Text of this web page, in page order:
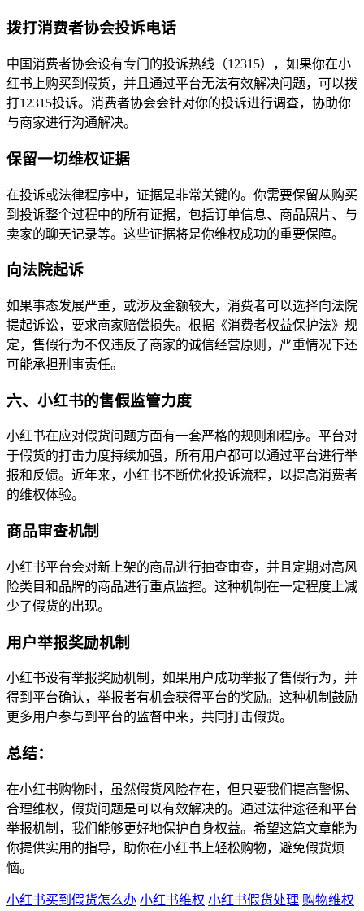
拨打消费者协会投诉电话
中国消费者协会设有专门的投诉热线（12315），如果你在小
红书上购买到假货，并且通过平台无法有效解决问题，可以拨
打12315投诉。消费者协会会针对你的投诉进行调查，协助你
与商家进行沟通解决。
保留一切维权证据
在投诉或法律程序中，证据是非常关键的。你需要保留从购买
到投诉整个过程中的所有证据，包括订单信息、商品照片、与
卖家的聊天记录等。这些证据将是你维权成功的重要保障。
向法院起诉
如果事态发展严重，或涉及金额较大，消费者可以选择向法院
提起诉讼，要求商家赔偿损失。根据《消费者权益保护法》规
定，售假行为不仅违反了商家的诚信经营原则，严重情况下还
可能承担刑事责任。
六、小红书的售假监管力度
小红书在应对假货问题方面有一套严格的规则和程序。平台对
于假货的打击力度持续加强，所有用户都可以通过平台进行举
报和反馈。近年来，小红书不断优化投诉流程，以提高消费者
的维权体验。
商品审查机制
小红书平台会对新上架的商品进行抽查审查，并且定期对高风
险类目和品牌的商品进行重点监控。这种机制在一定程度上减
少了假货的出现。
用户举报奖励机制
小红书设有举报奖励机制，如果用户成功举报了售假行为，并
得到平台确认，举报者有机会获得平台的奖励。这种机制鼓励
更多用户参与到平台的监督中来，共同打击假货。
总结：
在小红书购物时，虽然假货风险存在，但只要我们提高警惕、
合理维权，假货问题是可以有效解决的。通过法律途径和平台
举报机制，我们能够更好地保护自身权益。希望这篇文章能为
你提供实用的指导，助你在小红书上轻松购物，避免假货烦
恼。
小红书买到假货怎么办 小红书维权 小红书假货处理 购物维权